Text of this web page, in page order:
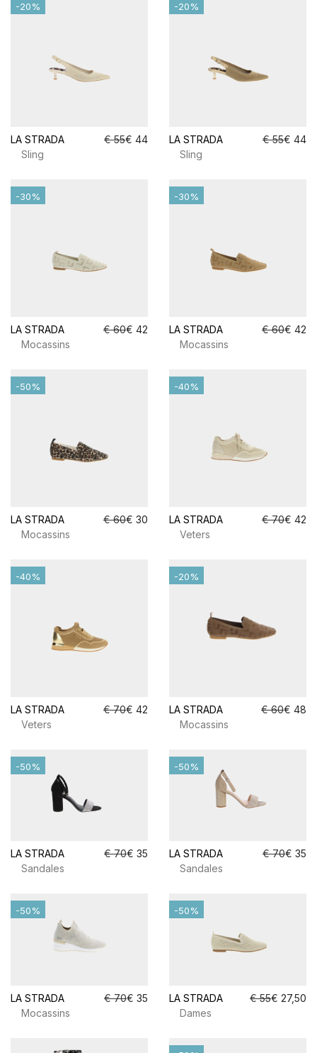
LA STRADA € 55€ 44
Sling
-20%
LA STRADA € 55€ 44
Sling
-20%
LA STRADA € 60€ 42
Mocassins
-30%
LA STRADA € 60€ 42
Mocassins
-30%
LA STRADA € 60€ 30
Mocassins
-50%
LA STRADA € 70€ 42
Veters
-40%
LA STRADA € 70€ 42
Veters
-40%
LA STRADA € 60€ 48
Mocassins
-20%
LA STRADA € 70€ 35
Sandales
-50%
LA STRADA € 70€ 35
Sandales
-50%
LA STRADA € 70€ 35
Mocassins
-50%
LA STRADA € 55€ 27,50
Dames
-50%